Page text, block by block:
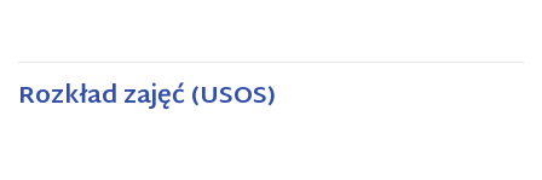
Rozkład zajęć (USOS)